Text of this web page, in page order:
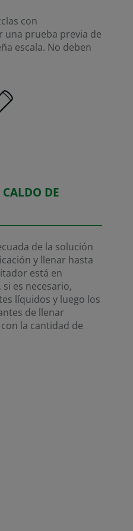
con
una prueba previa de
escala. No deben
DE
de la solución
y llenar hasta
está en
es necesario,
líquidos y luego los
de llenar
la cantidad de